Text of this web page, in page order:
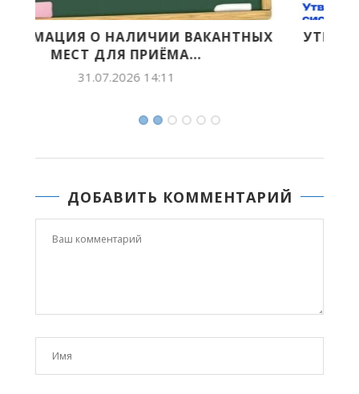
УТВЕРЖДЕНА КОНЦЕПЦИЯ РАЗВИТИЯ
СИСТЕМЫ ПРОФИЛАКТИКИ
БЕЗНАДЗОРНОСТИ И...
ДОБАВИТЬ КОММЕНТАРИЙ